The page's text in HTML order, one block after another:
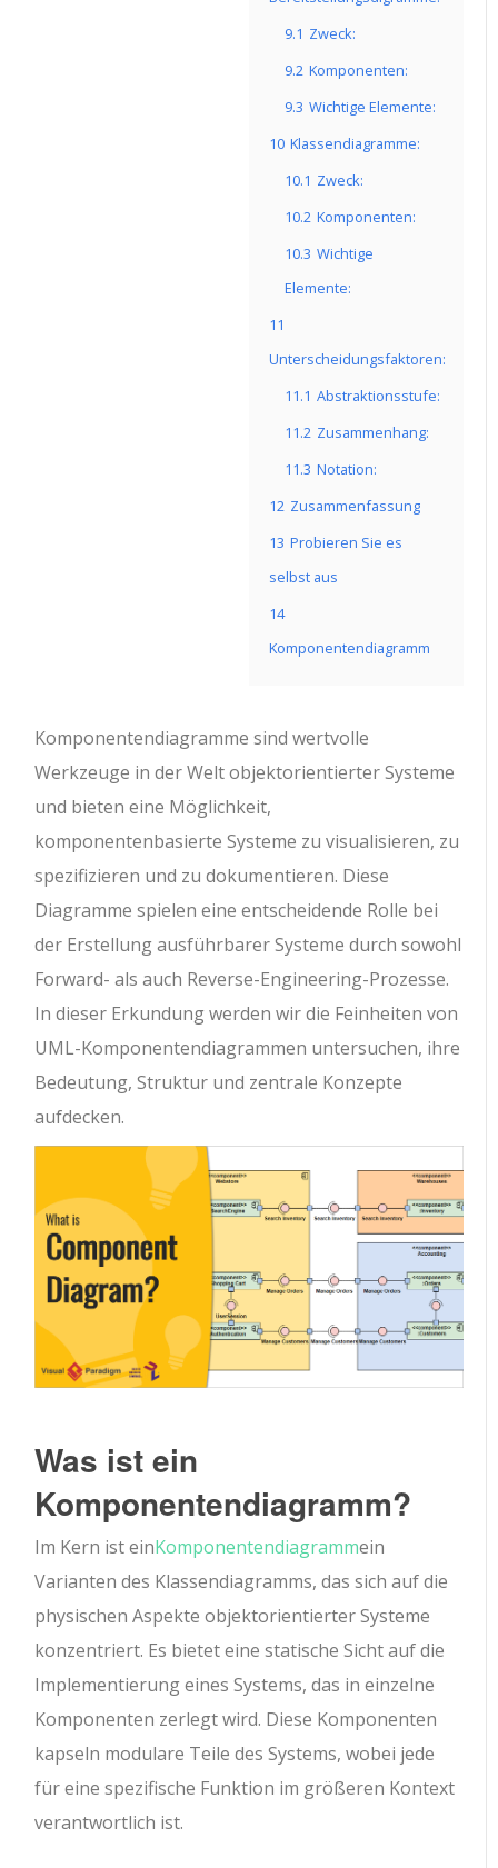
9.1 Zweck:
9.2 Komponenten:
9.3 Wichtige Elemente:
10 Klassendiagramme:
10.1 Zweck:
10.2 Komponenten:
10.3 Wichtige
Elemente:
11
Unterscheidungsfaktoren:
11.1 Abstraktionsstufe:
11.2 Zusammenhang:
11.3 Notation:
12 Zusammenfassung
13 Probieren Sie es
selbst aus
14
Komponentendiagramm
Komponentendiagramme sind wertvolle
Werkzeuge in der Welt objektorientierter Systeme
und bieten eine Möglichkeit,
komponentenbasierte Systeme zu visualisieren, zu
spezifizieren und zu dokumentieren. Diese
Diagramme spielen eine entscheidende Rolle bei
der Erstellung ausführbarer Systeme durch sowohl
Forward- als auch Reverse-Engineering-Prozesse.
In dieser Erkundung werden wir die Feinheiten von
UML-Komponentendiagrammen untersuchen, ihre
Bedeutung, Struktur und zentrale Konzepte
aufdecken.
Was ist ein
Komponentendiagramm?
Im Kern ist einKomponentendiagrammein
Varianten des Klassendiagramms, das sich auf die
physischen Aspekte objektorientierter Systeme
konzentriert. Es bietet eine statische Sicht auf die
Implementierung eines Systems, das in einzelne
Komponenten zerlegt wird. Diese Komponenten
kapseln modulare Teile des Systems, wobei jede
für eine spezifische Funktion im größeren Kontext
verantwortlich ist.